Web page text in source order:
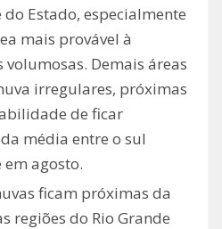
Estado, especialmente
mais provável à
volumosas. Demais áreas
irregulares, próximas
de ficar
média entre o sul
em agosto.
ficam próximas da
regiões do Rio Grande